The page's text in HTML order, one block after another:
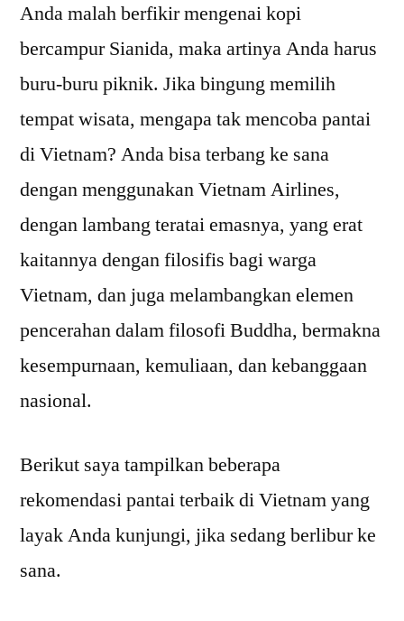
Anda malah berfikir mengenai kopi
bercampur Sianida, maka artinya Anda harus
buru-buru piknik. Jika bingung memilih
tempat wisata, mengapa tak mencoba pantai
di Vietnam? Anda bisa terbang ke sana
dengan menggunakan Vietnam Airlines,
dengan lambang teratai emasnya, yang erat
kaitannya dengan filosifis bagi warga
Vietnam, dan juga melambangkan elemen
pencerahan dalam filosofi Buddha, bermakna
kesempurnaan, kemuliaan, dan kebanggaan
nasional.
Berikut saya tampilkan beberapa
rekomendasi pantai terbaik di Vietnam yang
layak Anda kunjungi, jika sedang berlibur ke
sana.